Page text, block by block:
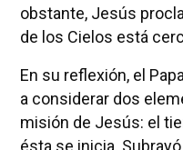
obstante, Jesús
de los Cielos está
En su reflexión, el
a considerar dos
misión de Jesús: el
ésta se inicia.